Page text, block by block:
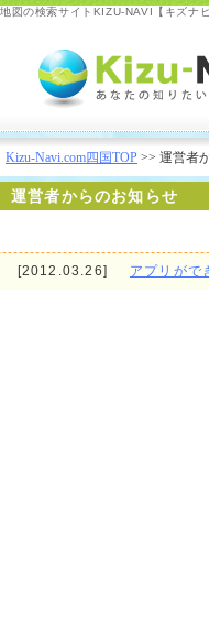
地図の検索サイトKIZU-NAVI【キズナ
Kizu-Navi.com四国TOP >> 運営者
運営者からのお知らせ
[2012.03.26] アプリがで